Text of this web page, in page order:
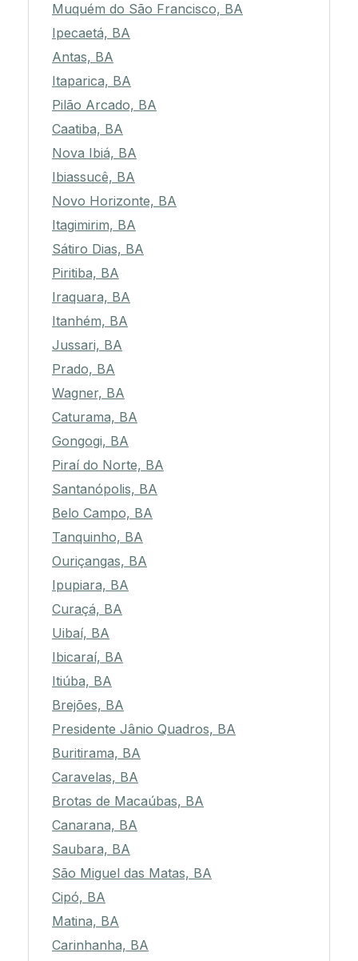
Muquém do São Francisco, BA
Ipecaetá, BA
Antas, BA
Itaparica, BA
Pilão Arcado, BA
Caatiba, BA
Nova Ibiá, BA
Ibiassucê, BA
Novo Horizonte, BA
Itagimirim, BA
Sátiro Dias, BA
Piritiba, BA
Iraquara, BA
Itanhém, BA
Jussari, BA
Prado, BA
Wagner, BA
Caturama, BA
Gongogi, BA
Piraí do Norte, BA
Santanópolis, BA
Belo Campo, BA
Tanquinho, BA
Ouriçangas, BA
Ipupiara, BA
Curaçá, BA
Uibaí, BA
Ibicaraí, BA
Itiúba, BA
Brejões, BA
Presidente Jânio Quadros, BA
Buritirama, BA
Caravelas, BA
Brotas de Macaúbas, BA
Canarana, BA
Saubara, BA
São Miguel das Matas, BA
Cipó, BA
Matina, BA
Carinhanha, BA